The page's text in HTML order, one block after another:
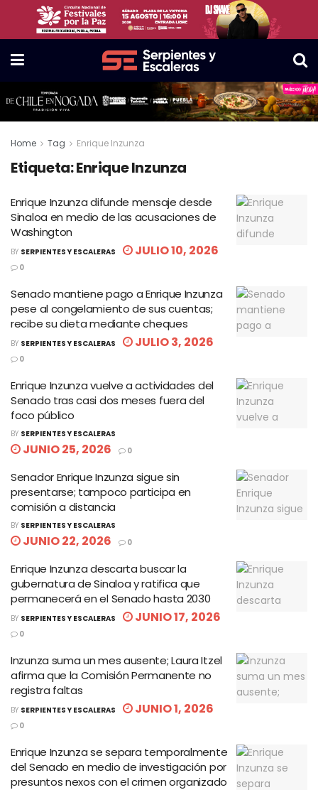
Home Tag Enrique Inzunza
Etiqueta:Enrique Inzunza
Enrique Inzunza difunde mensaje desde
Sinaloa en medio de las acusaciones de
Washington
BY SERPIENTES Y ESCALERAS JULIO 10, 2026
0
Senado mantiene pago a Enrique Inzunza
pese al congelamiento de sus cuentas;
recibe su dieta mediante cheques
BY SERPIENTES Y ESCALERAS JULIO 3, 2026
0
Enrique Inzunza vuelve a actividades del
Senado tras casi dos meses fuera del
foco público
BY SERPIENTES Y ESCALERAS
JUNIO 25, 2026 0
Senador Enrique Inzunza sigue sin
presentarse; tampoco participa en
comisión a distancia
BY SERPIENTES Y ESCALERAS
JUNIO 22, 2026 0
Enrique Inzunza descarta buscar la
gubernatura de Sinaloa y ratifica que
permanecerá en el Senado hasta 2030
BY SERPIENTES Y ESCALERAS JUNIO 17, 2026
0
Inzunza suma un mes ausente; Laura Itzel
afirma que la Comisión Permanente no
registra faltas
BY SERPIENTES Y ESCALERAS JUNIO 1, 2026
0
Enrique Inzunza se separa temporalmente
del Senado en medio de investigación por
presuntos nexos con el crimen organizado